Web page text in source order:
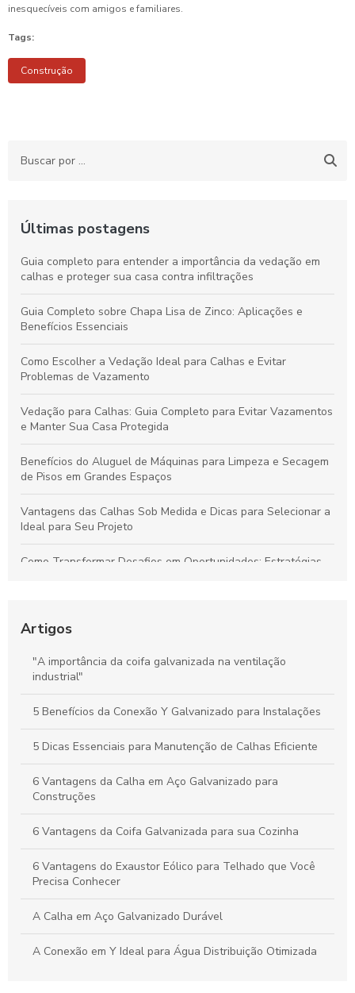
inesquecíveis com amigos e familiares.
Tags:
Construção
Últimas postagens
Guia completo para entender a importância da vedação em
calhas e proteger sua casa contra infiltrações
Guia Completo sobre Chapa Lisa de Zinco: Aplicações e
Benefícios Essenciais
Como Escolher a Vedação Ideal para Calhas e Evitar
Problemas de Vazamento
Vedação para Calhas: Guia Completo para Evitar Vazamentos
e Manter Sua Casa Protegida
Benefícios do Aluguel de Máquinas para Limpeza e Secagem
de Pisos em Grandes Espaços
Vantagens das Calhas Sob Medida e Dicas para Selecionar a
Ideal para Seu Projeto
Como Transformar Desafios em Oportunidades: Estratégias
de Forma Eficiente
Calhas Personalizadas: Como Garantir a Proteção Ideal
Contra a Água da Chuva na Sua Casa
Como a Calha em Aço Galvanizado Protege Sua Casa e
Aumenta o Valor do Seu Imóvel
Artigos
"A importância da coifa galvanizada na ventilação
industrial"
5 Benefícios da Conexão Y Galvanizado para Instalações
5 Dicas Essenciais para Manutenção de Calhas Eficiente
6 Vantagens da Calha em Aço Galvanizado para
Construções
6 Vantagens da Coifa Galvanizada para sua Cozinha
6 Vantagens do Exaustor Eólico para Telhado que Você
Precisa Conhecer
A Calha em Aço Galvanizado Durável
A Conexão em Y Ideal para Água Distribuição Otimizada